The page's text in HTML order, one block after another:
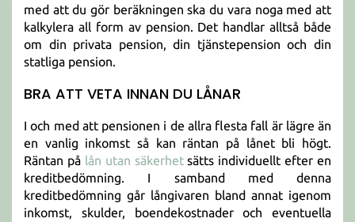
med att du gör beräkningen ska du vara noga med att
kalkylera all form av pension. Det handlar alltså både
om din privata pension, din tjänstepension och din
statliga pension.
BRA ATT VETA INNAN DU LÅNAR
I och med att pensionen i de allra flesta fall är lägre än
en vanlig inkomst så kan räntan på lånet bli högt.
Räntan på lån utan säkerhetsätts individuellt efter en
kreditbedömning. I samband med denna
kreditbedömning går långivaren bland annat igenom
inkomst, skulder, boendekostnader och eventuella